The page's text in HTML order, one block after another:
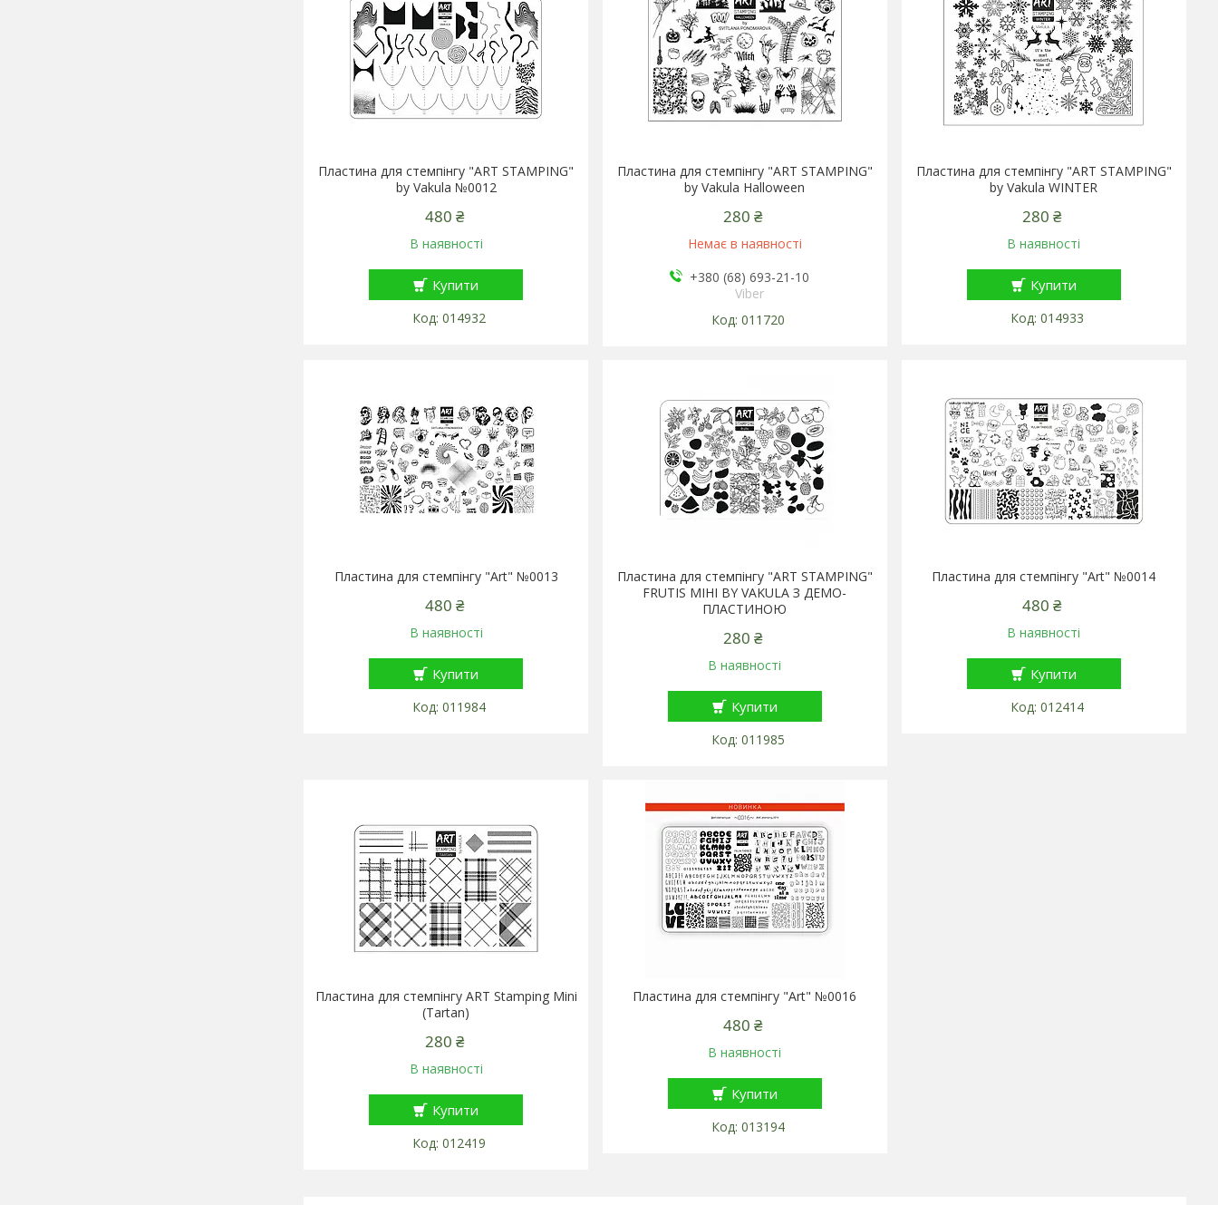
Пластина для стемпінгу "ART STAMPING"
by Vakula №0012
480 ₴
В наявності
Купити
014932
Пластина для стемпінгу "ART STAMPING"
by Vakula Halloween
280 ₴
Немає в наявності
+380 (68) 693-21-10
Viber
011720
Пластина для стемпінгу "ART STAMPING"
by Vakula WINTER
280 ₴
В наявності
Купити
014933
Пластина для стемпінгу "Art" №0013
480 ₴
В наявності
Купити
011984
Пластина для стемпінгу "ART STAMPING"
FRUTIS МІНІ BY VAKULA З ДЕМО-
ПЛАСТИНОЮ
280 ₴
В наявності
Купити
011985
Пластина для стемпінгу "Art" №0014
480 ₴
В наявності
Купити
012414
Пластина для стемпінгу ART Stamping Mini
(Tartan)
280 ₴
В наявності
Купити
012419
Пластина для стемпінгу "Art" №0016
480 ₴
В наявності
Купити
013194